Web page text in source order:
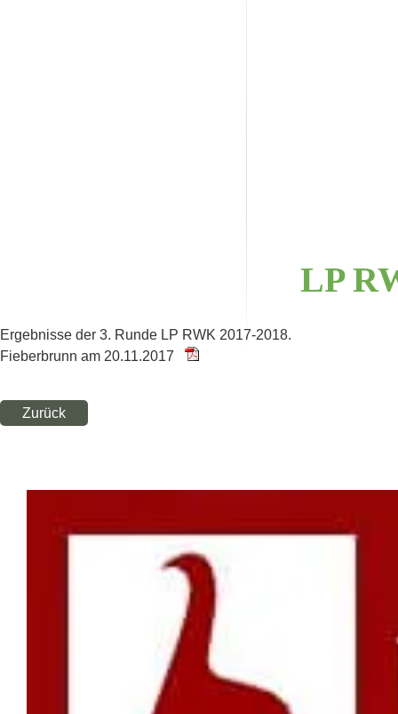
LP
Ergebnisse der 3. Runde LP RWK 2017-2018.
Fieberbrunn am 20.11.2017
Zurück